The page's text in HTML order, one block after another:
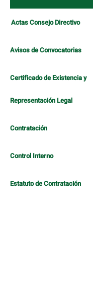
Actas Consejo Directivo
Avisos de Convocatorias
Certificado de Existencia y
Representación Legal
Contratación
Control Interno
Estatuto de Contratación